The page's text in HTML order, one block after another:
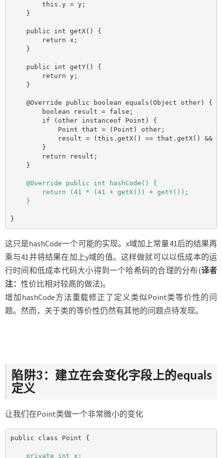
        this.y = y;
    }
    public int getX() {
        return x;
    }
    public int getY() {
        return y;
    }
    @Override public boolean equals(Object other) {
        boolean result = false;
        if (other instanceof Point) {
            Point that = (Point) other;
result = (this.getX() == that.getX() &&
        }
        return result;
    @Override public int hashCode() {
        return (41 * (41 + getX()) + getY());
}
这只是hashCode一个可能的实现。x域加上常量41后的结果再
乘与41并将结果在加上y域的值。这样做就可以以低成本的运
行时间和低成本代码大小得到一个哈希码的合理的分布(译者
注： 性价比相对较高的做法)。
增加hashCode方法重载修正了定义类似Point类等价性的问
题。然而，关于类的等价性仍然有其他的问题点待发现。
陷阱3：建立在会变化字段上的equals
定义
让我们在Point类做一个非常微小的变化
    private int x;